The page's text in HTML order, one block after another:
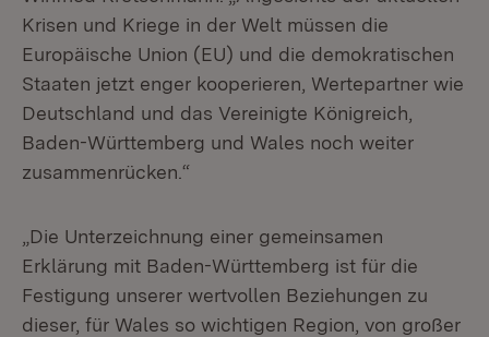
Krisen und Kriege in der Welt müssen die
Europäische Union (EU) und die demokratischen
Staaten jetzt enger kooperieren, Wertepartner wie
Deutschland und das Vereinigte Königreich,
Baden-Württemberg und Wales noch weiter
zusammenrücken.“
„Die Unterzeichnung einer gemeinsamen
Erklärung mit Baden-Württemberg ist für die
Festigung unserer wertvollen Beziehungen zu
dieser, für Wales so wichtigen Region, von großer